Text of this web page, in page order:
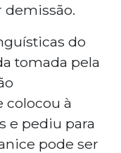
demissão.
do
tomada pela
à
e pediu para
pode ser